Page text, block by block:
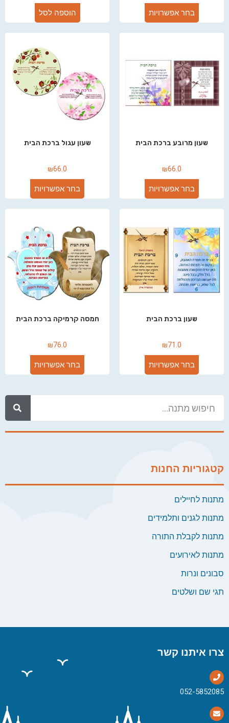
קטגוריות החנות
מתנות לחיילים
מתנות לגנים ותלמידים
מתנות לקבלת התורה
מתנות לאירועים
סבונים ונרות
תגי שם ושלטים
בחר אפשרויות הוספה לסל
שעון מרובע ברכת הבית
₪66.0
בחר אפשרויות
שעון עגול ברכת הבית
₪66.0
בחר אפשרויות
שעון ברכת הבית
₪71.0
בחר אפשרויות
חמסה קרמיקה ברכת הבית
₪76.0
בחר אפשרויות
צרו איתנו קשר